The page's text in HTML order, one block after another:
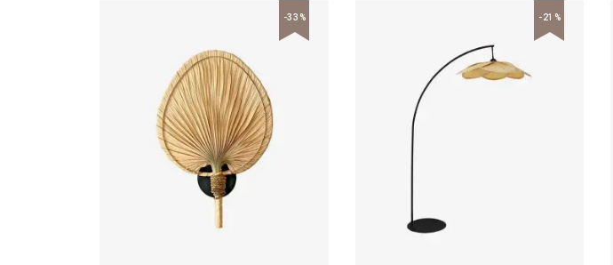
-33% -21%